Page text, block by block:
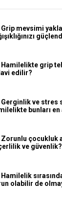
Grip mevsimi
Hamilelikte grip
edilir?
Gerginlik ve stres
bunları
Zorunlu çocukluk
ve güvenlik?
Hamilelik
olabilir de